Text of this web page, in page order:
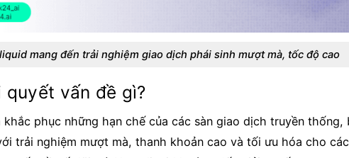
mang đến trải nghiệm giao dịch phái sinh mượt mà, tốc độ cao
vấn đề gì?
phục những hạn chế của các sàn giao dịch truyền thống,
trải nghiệm mượt mà, thanh khoản cao và tối ưu hóa cho